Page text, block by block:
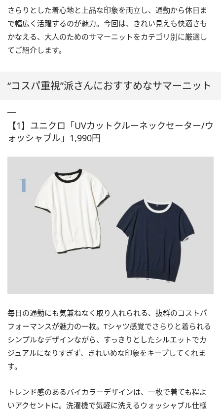
さらりとした着心地と上品な印象を両立し、通勤から休日ま
で幅広く活躍するのが魅力。今回は、きれい見えも快適さも
かなえる、大人のためのサマーニットをカテゴリ別に厳選し
てご紹介します。
“コスパ重視”派さんにおすすめなサマーニット
【1】ユニクロ「UVカットクルーネックセーター/ウ
ォッシャブル」1,990円
毎日の通勤にも気兼ねなく取り入れられる、抜群のコストパ
フォーマンスが魅力の一枚。Tシャツ感覚でさらりと着られる
シンプルなデザインながら、すっきりとしたシルエットでカ
ジュアルになりすぎず、きれいめな印象をキープしてくれま
す。
トレンド感のあるバイカラーデザインは、一枚で着ても程よ
いアクセントに。洗濯機で気軽に洗えるウォッシャブル仕様